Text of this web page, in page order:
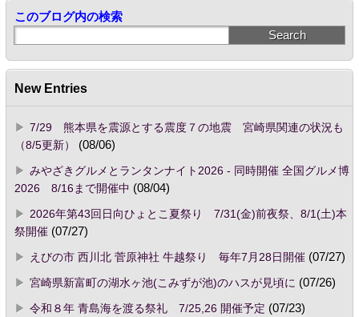
このブログ内の検索
New Entries
7/29 熊本県を震源とする震度７の地震 宮崎県関連の状況も
（8/5更新）
(08/06)
みやざきグルメとランタンナイト2026 - 同時開催 全国グルメ博
2026 8/16まで開催中 (08/04)
2026年第43回日向ひょとこ夏祭り 7/31(金)前夜祭、8/1(土)本
祭開催(07/27)
えびの市 西川北 菅原神社 牛越祭り 毎年7月28日開催(07/27)
宮崎県新富町の湖水ヶ池(こみずが池)のハスが見頃に (07/26)
令和８年 青島海を渡る祭礼 7/25,26 開催予定 (07/23)